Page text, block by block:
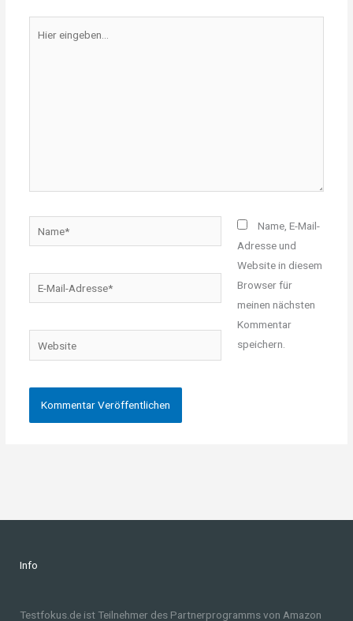
eingeben…
Mail-
Website
Name, E-Mail-
Adresse und
Website in diesem
Browser für
meinen nächsten
Kommentar
speichern.
Info
Testfokus.de ist Teilnehmer des Partnerprogramms von Amazon